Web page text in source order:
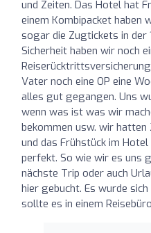
und Zeiten. Das Hotel hat
einem Kombipacket haben
sogar die Zugtickets in der
Sicherheit haben wir noch
Vater noch eine OP eine
alles gut gegangen. Uns
wenn was ist was wir
bekommen usw. wir hatten
und das Frühstück im
perfekt. So wie wir es uns
nächste Trip oder auch
hier gebucht. Es wurde
sollte es in einem